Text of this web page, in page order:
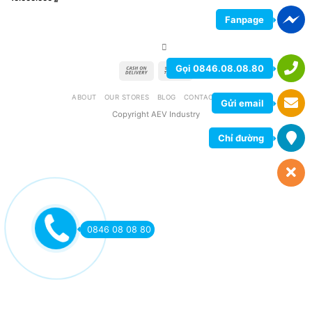
ABOUT OUR STORES BLOG CONTACT
Copyright AEV Industry
0846 08 08 80
Fanpage
Gọi 0846.08.08.80
Gửi email
Chỉ đường